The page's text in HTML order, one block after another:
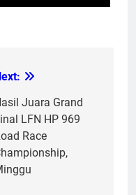
Juara Grand
LFN HP 969
Race